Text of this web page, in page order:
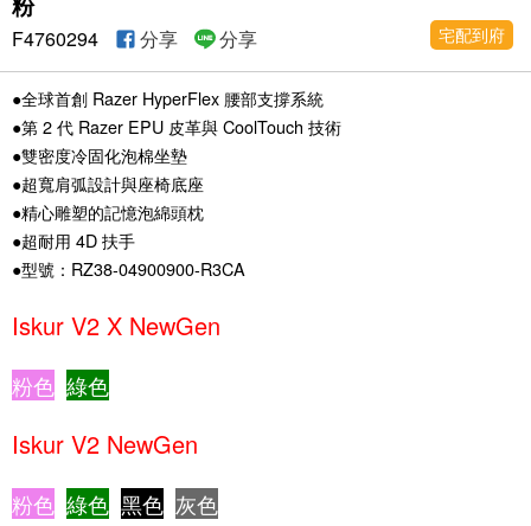
宅配到府
F4760294 分享 分享
●全球首創 Razer HyperFlex 腰部支撐系統
●第 2 代 Razer EPU 皮革與 CoolTouch 技術
●雙密度冷固化泡棉坐墊
●超寬肩弧設計與座椅底座
●精心雕塑的記憶泡綿頭枕
●超耐用 4D 扶手
●型號：RZ38-04900900-R3CA
Iskur V2 X NewGen
粉色 綠色
Iskur V2 NewGen
粉色 綠色 黑色 灰色